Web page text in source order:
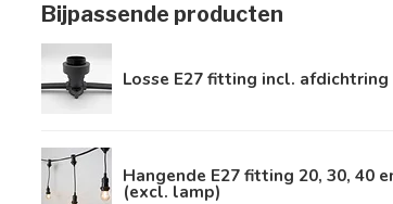
Bijpassende producten
Losse E27 fitting incl.
Hangende E27 fitting 20, 30, 40
(excl. lamp)